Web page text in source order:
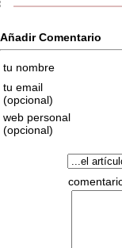
Añadir Comentario
tu nombre
tu email
(opcional)
web personal
(opcional)